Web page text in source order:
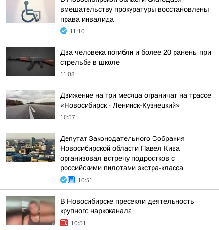
вмешательству прокуратуры восстановлены
права инвалида
11:10
Два человека погибли и более 20 ранены при
стрельбе в школе
11:08
Движение на три месяца ограничат на трассе
«Новосибирск - Ленинск-Кузнецкий»
10:57
Депутат Законодательного Собрания
Новосибирской области Павел Кива
организовал встречу подростков с
российскими пилотами экстра-класса
10:51
В Новосибирске пресекли деятельность
крупного наркоканала
10:51